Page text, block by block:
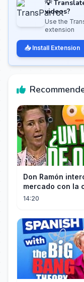
💡
videos?
Use the
extension
📥 Install Extension
Don Ramón
mercado con la
Profesor
14:20